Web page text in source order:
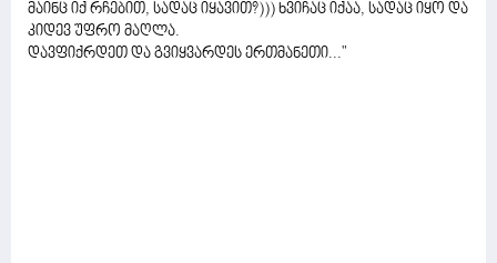
მაინც იქ რჩებით, სადაც იყავით?))) ხვიჩაც იქაა, სადაც იყო და
კიდევ უფრო მაღლა.
დავფიქრდეთ და გვიყვარდეს ერთმანეთი..."